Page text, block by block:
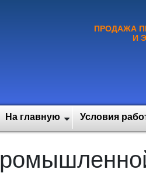
ПРОДАЖА
И
На главную Условия